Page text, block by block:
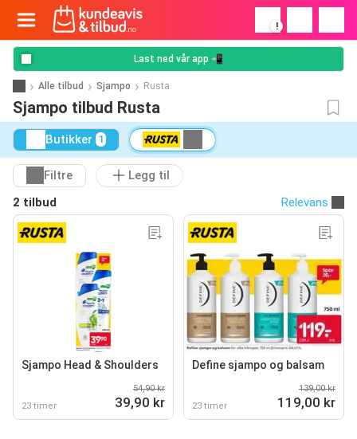
!
Last ned vår app 📲
Alle tilbud Sjampo Rusta
Sjampo tilbud Rusta
Butikker 1
Filtre
Legg til
2 tilbud
Relevans
Sjampo Head & Shoulders
23 timer
54,90 kr
39,90 kr
Define sjampo og balsam
23 timer
139,00 kr
119,00 kr